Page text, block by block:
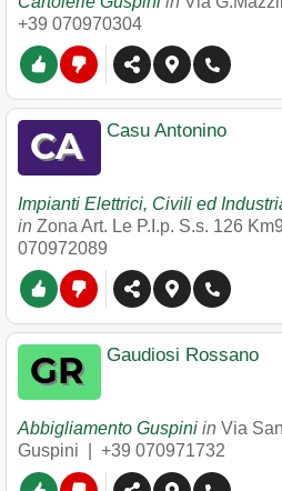
+39 070970304
Casu Antonino
Impianti Elettrici, Civili ed
in Zona Art. Le P.I.p. S.s. 126
070972089
Gaudiosi Rossano
Abbigliamento Guspini in Via
Guspini
+39 070971732